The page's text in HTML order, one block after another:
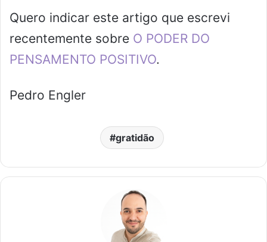
Quero indicar este artigo que escrevi
recentemente sobre O PODER DO
PENSAMENTO POSITIVO.
Pedro Engler
gratidão